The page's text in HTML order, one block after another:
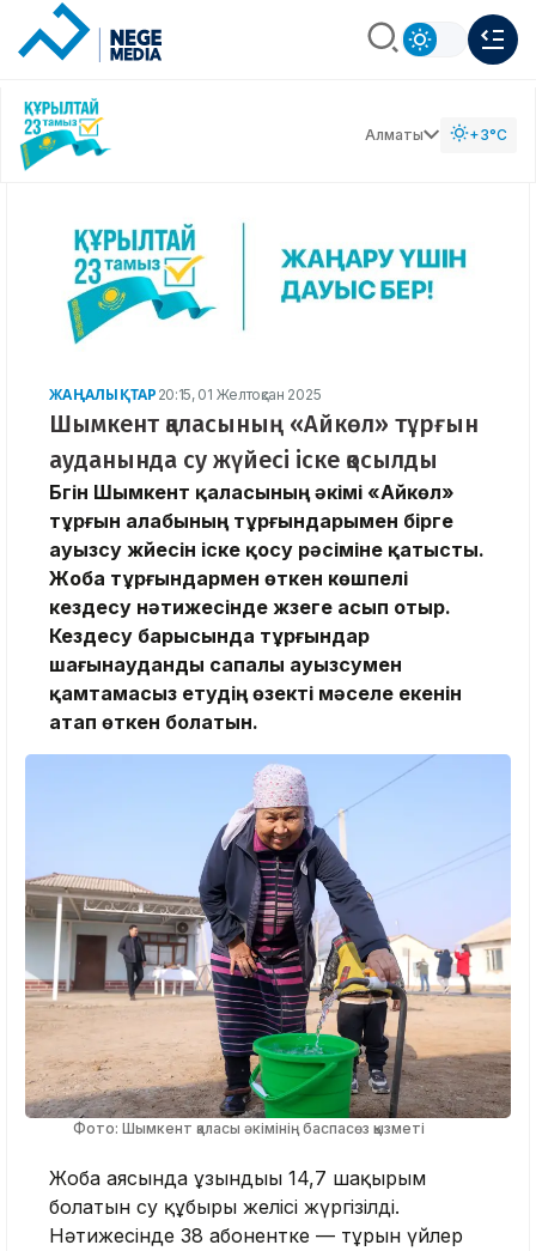
Алматы +3°C
ЖАҢАЛЫҚТАР 20:15, 01 Желтоқсан 2025
Шымкент қаласының «Айкөл» тұрғын
ауданында су жүйесі іске қосылды
Бүгін Шымкент қаласының әкімі «Айкөл»
тұрғын алабының тұрғындарымен бірге
ауызсу жүйесін іске қосу рәсіміне қатысты.
Жоба тұрғындармен өткен көшпелі
кездесу нәтижесінде жүзеге асып отыр.
Кездесу барысында тұрғындар
шағынауданды сапалы ауызсумен
қамтамасыз етудің өзекті мәселе екенін
атап өткен болатын.
Фото: Шымкент қаласы әкімінің баспасөз қызметі
Жоба аясында ұзындығы 14,7 шақырым
болатын су құбыры желісі жүргізілді.
Нәтижесінде 38 абонентке — тұрғын үйлер